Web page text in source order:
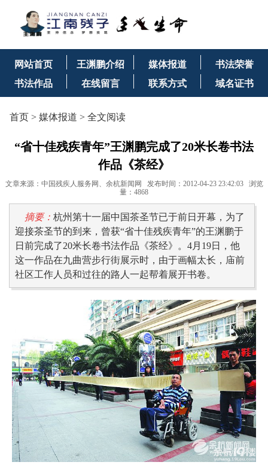
网站首页 王渊鹏介绍 媒体报道
书法荣誉
书法作品
在线留言 联系方式 域名证书
首页 > 媒体报道 > 全文阅读
“省十佳残疾青年”王渊鹏完成了20米长卷书法
作品《茶经》
文章来源：中国残疾人服务网、余杭新闻网 发布时间：2012-04-23 23:42:03 浏览
量：4868
摘要：杭州第十一届中国茶圣节已于前日开幕，为了
迎接茶圣节的到来，曾获“省十佳残疾青年”的王渊鹏于
日前完成了20米长卷书法作品《茶经》。4月19日，他
这一作品在九曲营步行街展示时，由于画幅太长，庙前
社区工作人员和过往的路人一起帮着展开书卷。